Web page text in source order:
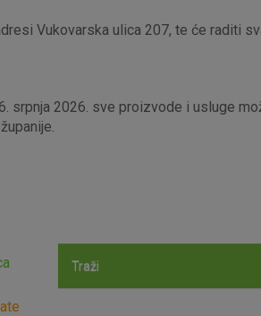
Vukovarska ulica 207, te će raditi
srpnja 2026. sve proizvode i usluge
Traži